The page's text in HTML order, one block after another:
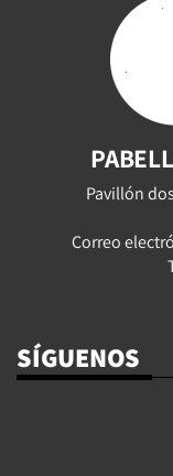
Pavillón
Correo
SÍGUENOS